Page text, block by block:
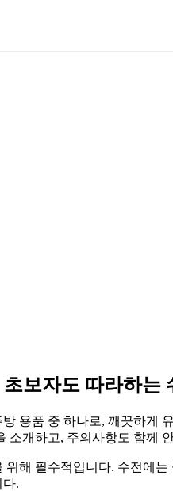
보자도 따라하는
용품 중 하나로, 깨끗하게
소개하고, 주의사항도 함께
위해 필수적입니다. 수전에
다.